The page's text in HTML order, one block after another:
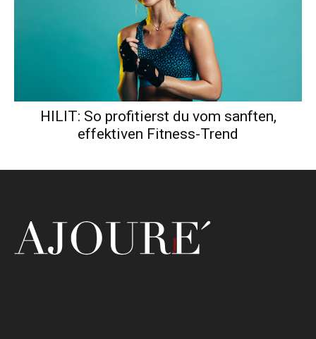
HILIT: So profitierst du vom sanften,
effektiven Fitness-Trend